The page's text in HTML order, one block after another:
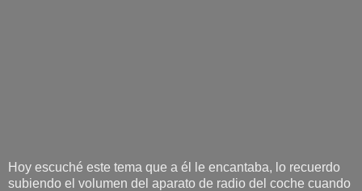
Hoy escuché este tema que a él le encantaba, lo recuerdo
subiendo el volumen del aparato de radio del coche cuando